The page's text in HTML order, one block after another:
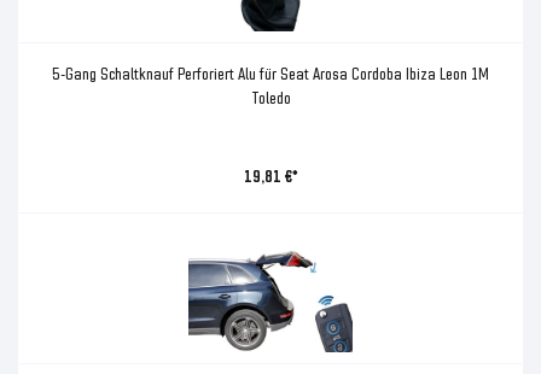
5-Gang Schaltknauf Perforiert Alu für Seat Arosa Cordoba Ibiza Leon 1M
Toledo
19,81 €*